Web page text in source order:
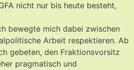
nicht nur bis heute besteht,
bewegte mich dabei zwischen
Arbeit respektieren. Ab
gebeten, den Fraktionsvorsitz
pragmatisch und